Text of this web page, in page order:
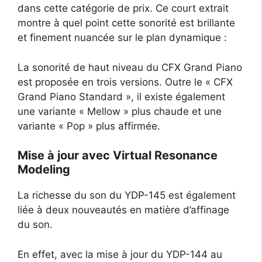
dans cette catégorie de prix. Ce court extrait
montre à quel point cette sonorité est brillante
et finement nuancée sur le plan dynamique :
La sonorité de haut niveau du CFX Grand Piano
est proposée en trois versions. Outre le « CFX
Grand Piano Standard », il existe également
une variante « Mellow » plus chaude et une
variante « Pop » plus affirmée.
Mise à jour avec Virtual Resonance
Modeling
La richesse du son du YDP-145 est également
liée à deux nouveautés en matière d’affinage
du son.
En effet, avec la mise à jour du YDP-144 au